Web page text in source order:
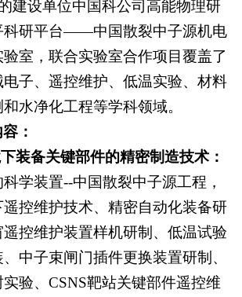
建设单位中国科公司高能物理研
科研平台——中国散裂中子源机电
室，联合实验室合作项目覆盖了
子、遥控维护、低温实验、材料
水净化工程等学科领域。
：
装备关键部件的精密制造技术：
学装置--中国散裂中子源工程，
控维护技术、精密自动化装备研
控维护装置样机研制、低温试验
中子束闸门插件更换装置研制、
验、CSNS靶站关键部件遥控维